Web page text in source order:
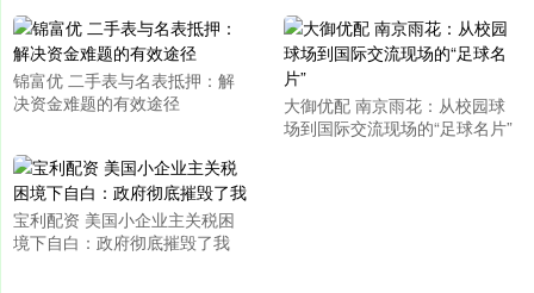
锦富优 二手表与名表抵押：解
决资金难题的有效途径
大御优配 南京雨花：从校园球
场到国际交流现场的“足球名片”
宝利配资 美国小企业主关税困
境下自白：政府彻底摧毁了我